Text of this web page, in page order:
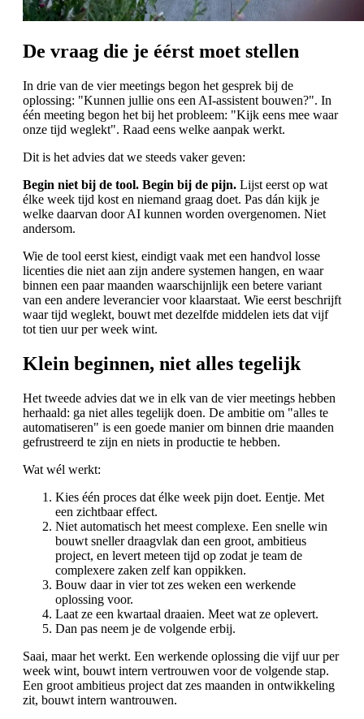
De vraag die je éérst moet stellen
In drie van de vier meetings begon het gesprek bij de
oplossing: "Kunnen jullie ons een AI-assistent bouwen?". In
één meeting begon het bij het probleem: "Kijk eens mee waar
onze tijd weglekt". Raad eens welke aanpak werkt.
Dit is het advies dat we steeds vaker geven:
Begin niet bij de tool. Begin bij de pijn. Lijst eerst op wat
élke week tijd kost en niemand graag doet. Pas dán kijk je
welke daarvan door AI kunnen worden overgenomen. Niet
andersom.
Wie de tool eerst kiest, eindigt vaak met een handvol losse
licenties die niet aan zijn andere systemen hangen, en waar
binnen een paar maanden waarschijnlijk een betere variant
van een andere leverancier voor klaarstaat. Wie eerst beschrijft
waar tijd weglekt, bouwt met dezelfde middelen iets dat vijf
tot tien uur per week wint.
Klein beginnen, niet alles tegelijk
Het tweede advies dat we in elk van de vier meetings hebben
herhaald: ga niet alles tegelijk doen. De ambitie om "alles te
automatiseren" is een goede manier om binnen drie maanden
gefrustreerd te zijn en niets in productie te hebben.
Wat wél werkt:
Kies één proces dat élke week pijn doet. Eentje. Met
een zichtbaar effect.
Niet automatisch het meest complexe. Een snelle win
bouwt sneller draagvlak dan een groot, ambitieus
project, en levert meteen tijd op zodat je team de
complexere zaken zelf kan oppikken.
Bouw daar in vier tot zes weken een werkende
oplossing voor.
Laat ze een kwartaal draaien. Meet wat ze oplevert.
Dan pas neem je de volgende erbij.
Saai, maar het werkt. Een werkende oplossing die vijf uur per
week wint, bouwt intern vertrouwen voor de volgende stap.
Een groot ambitieus project dat zes maanden in ontwikkeling
zit, bouwt intern wantrouwen.